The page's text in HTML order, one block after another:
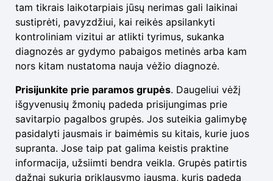
tam tikrais laikotarpiais jūsų nerimas gali laikinai
sustiprėti, pavyzdžiui, kai reikės apsilankyti
kontroliniam vizitui ar atlikti tyrimus, sukanka
diagnozės ar gydymo pabaigos metinės arba kam
nors kitam nustatoma nauja vėžio diagnozė.
Prisijunkite prie paramos grupės. Daugeliui vėžį
išgyvenusių žmonių padeda prisijungimas prie
savitarpio pagalbos grupės. Jos suteikia galimybę
pasidalyti jausmais ir baimėmis su kitais, kurie juos
supranta. Jose taip pat galima keistis praktine
informacija, užsiimti bendra veikla. Grupės patirtis
dažnai sukuria priklausymo jausmą, kuris padeda